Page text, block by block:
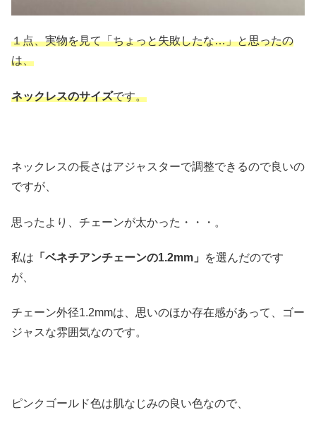
１点、実物を見て「ちょっと失敗したな…」と思ったの
は、
ネックレスのサイズです。
ネックレスの長さはアジャスターで調整できるので良いの
ですが、
思ったより、チェーンが太かった・・・。
私は 「ベネチアンチェーンの1.2mm」
を選んだのです
が、
チェーン外径1.2mmは、思いのほか存在感があって、ゴー
ジャスな雰囲気なのです。
ピンクゴールド色は肌なじみの良い色なので、